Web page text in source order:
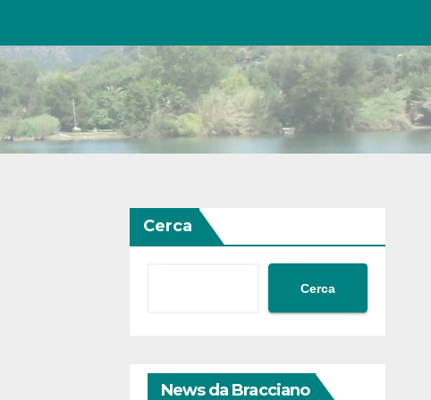
Cerca
Cerca
News da Bracciano